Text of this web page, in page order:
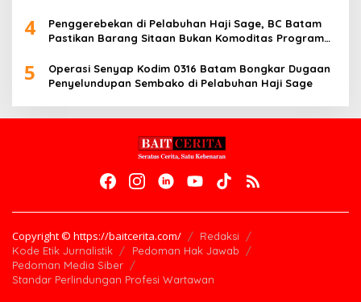
4
Penggerebekan di Pelabuhan Haji Sage, BC Batam
Pastikan Barang Sitaan Bukan Komoditas Program
5
Operasi Senyap Kodim 0316 Batam Bongkar Dugaan
Penyelundupan Sembako di Pelabuhan Haji Sage
Copyright © https://baitcerita.com/
Redaksi
Kode Etik Jurnalistik
Pedoman Hak Jawab
Pedoman Media Siber
Standar Perlindungan Profesi Wartawan